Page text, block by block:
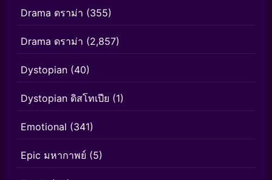
Drama ดราม่า (355)
Drama ดราม่า (2,857)
Dystopian (40)
Dystopian ดิสโทเปีย (1)
Emotional (341)
Epic มหากาพย์ (5)